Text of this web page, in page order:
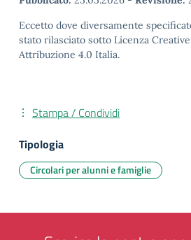
Eccetto dove diversamente
stato rilasciato sotto Licenza
Attribuzione 4.0 Italia.
Stampa / Condividi
Tipologia
Circolari per alunni e famiglie